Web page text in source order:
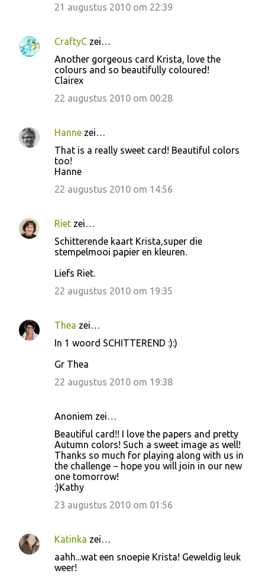
21 augustus 2010 om 22:39
CraftyC zei…
Another gorgeous card Krista, love the
colours and so beautifully coloured!
Clairex
22 augustus 2010 om 00:28
Hanne zei…
That is a really sweet card! Beautiful colors
too!
Hanne
22 augustus 2010 om 14:56
Riet zei…
Schitterende kaart Krista,super die
stempelmooi papier en kleuren.
Liefs Riet.
22 augustus 2010 om 19:35
Thea zei…
In 1 woord SCHITTEREND :):)
Gr Thea
22 augustus 2010 om 19:38
Anoniem zei…
Beautiful card!! I love the papers and pretty
Autumn colors! Such a sweet image as well!
Thanks so much for playing along with us in
the challenge ~ hope you will join in our new
one tomorrow!
:)Kathy
23 augustus 2010 om 01:56
Katinka zei…
aahh...wat een snoepie Krista! Geweldig leuk
weer!